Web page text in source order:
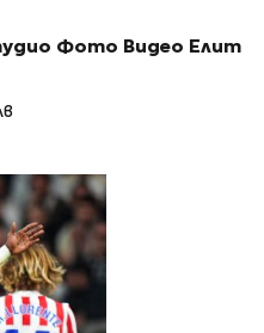
Фото Видео Елит